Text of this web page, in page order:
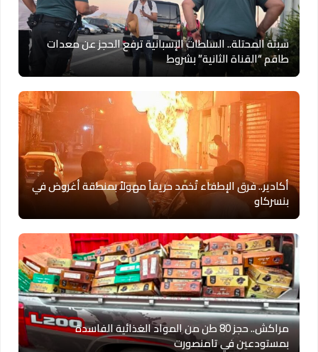
سبتة المحتلة.. السلطات الإسبانية ترفع الحجز عن معدات
طاقم “القناة الثانية” بشروط
أكادير.. فرق الإطفاء تُخمد حريقاً مهولاً بمنطقة أغروض في
بنسركاو
مراكش.. حجز 80 طن من المواد الغذائية الفاسدة
بمستودعين في تامنصورت